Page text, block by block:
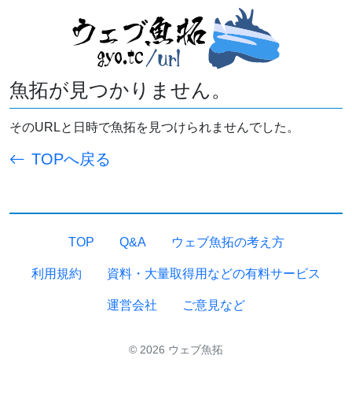
魚拓が見つかりません。
そのURLと日時で魚拓を見つけられませんでした。
TOPへ戻る
TOP Q&A ウェブ魚拓の考え方
利用規約 資料・大量取得用などの有料サービス
運営会社 ご意見など
© 2026 ウェブ魚拓